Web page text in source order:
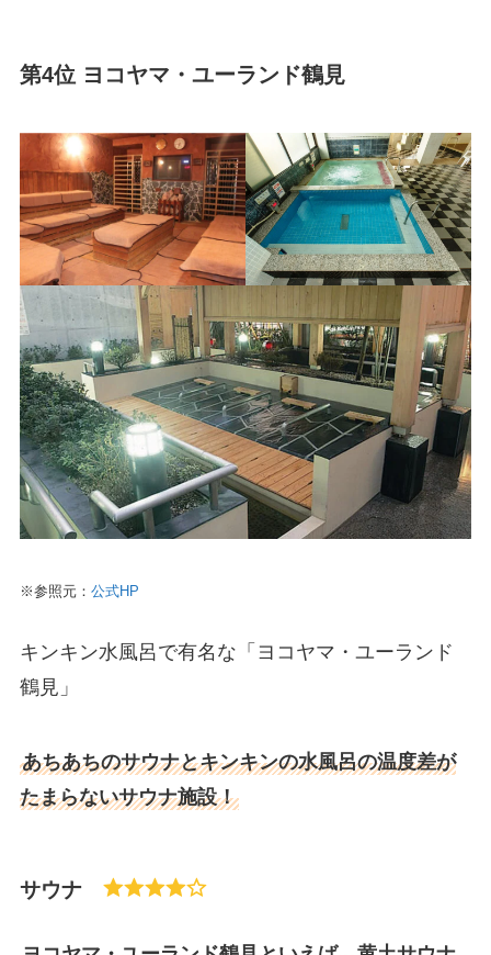
第4位 ヨコヤマ・ユーランド鶴見
※参照元： 公式HP
キンキン水風呂で有名な「ヨコヤマ・ユーランド
鶴見」
あちあちのサウナとキンキンの水風呂の温度差が
たまらないサウナ施設！
サウナ